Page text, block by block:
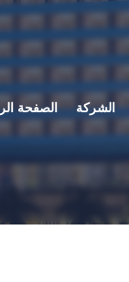
الصفحة الشركة